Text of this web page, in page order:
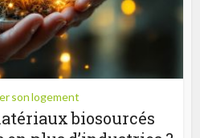
son logement
biosourcés